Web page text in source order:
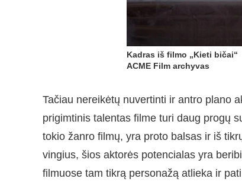
Kadras iš filmo „Kieti bičai“
ACME Film archyvas
Tačiau nereikėtų nuvertinti ir antro plano
prigimtinis talentas filme turi daug progų
tokio žanro filmų, yra proto balsas ir iš
vingius, šios aktorės potencialas yra
filmuose tam tikrą personažą atlieka ir